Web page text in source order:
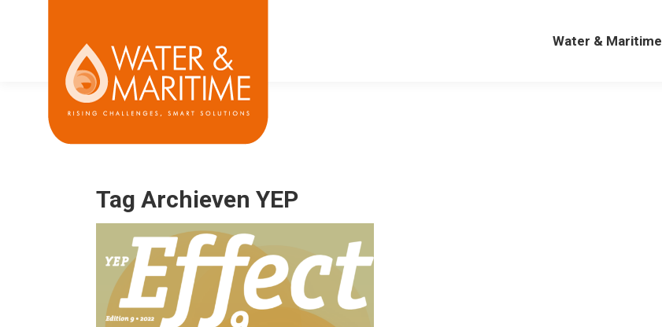
Water & Maritime
Tag Archieven YEP
Water & Maritime